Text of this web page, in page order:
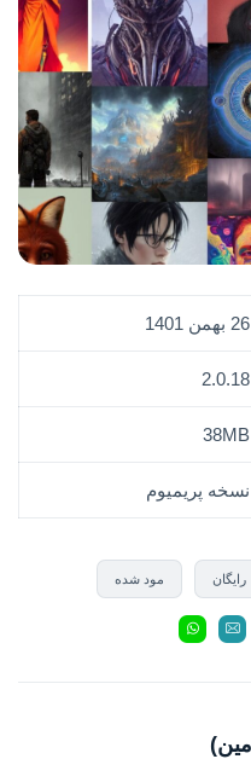
26 بهمن 1401
2.0.18
38MB
نسخه پریمیوم
رایگان مود شده